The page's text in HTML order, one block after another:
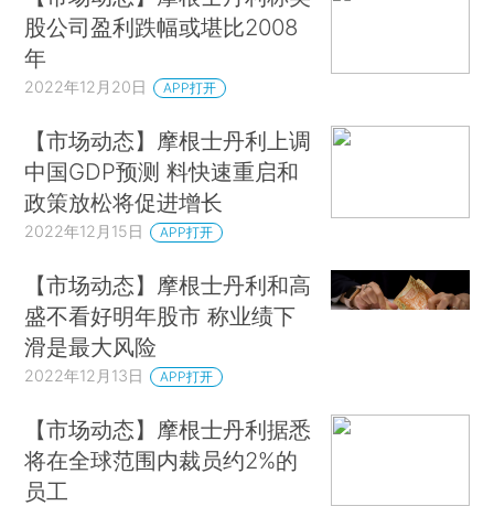
股公司盈利跌幅或堪比2008
年
2022年12月20日 APP打开
【市场动态】摩根士丹利上调
中国GDP预测 料快速重启和
政策放松将促进增长
2022年12月15日 APP打开
【市场动态】摩根士丹利和高
盛不看好明年股市 称业绩下
滑是最大风险
2022年12月13日 APP打开
【市场动态】摩根士丹利据悉
将在全球范围内裁员约2%的
员工